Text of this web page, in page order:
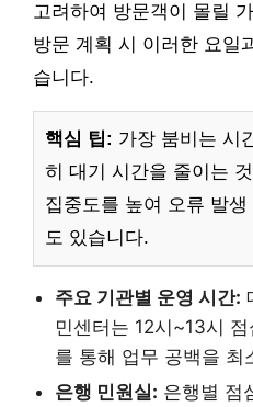
고려하여 방문객이 몰릴
방문 계획 시 이러한 요일
습니다.
핵심 팁: 가장 붐비는 시
히 대기 시간을 줄이는
집중도를 높여 오류 발
도 있습니다.
주요 기관별 운영 시간:
민센터는 12시~13시
를 통해 업무 공백을 최
은행 민원실: 은행별 점